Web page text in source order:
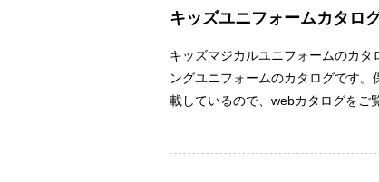
キッズユニフォームカタロ
キッズマジカルユニフォームのカ
ングユニフォームのカタログです
載しているので、webカタログをご